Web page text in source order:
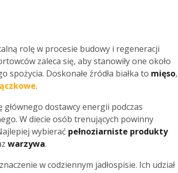
rolę w procesie budowy i regeneracji
zaleca się, aby stanowiły one około
spożycia. Doskonałe źródła białka to mięso,
.
głównego dostawcy energii podczas
W diecie osób trenujących powinny
wybierać pełnoziarniste produkty
warzywa.
w codziennym jadłospisie. Ich udział